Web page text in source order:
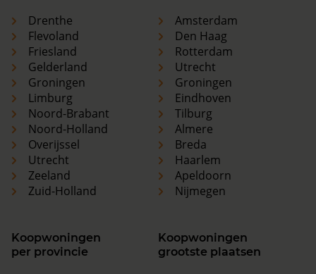
Drenthe
Flevoland
Friesland
Gelderland
Groningen
Limburg
Noord-Brabant
Noord-Holland
Overijssel
Utrecht
Zeeland
Zuid-Holland
Amsterdam
Den Haag
Rotterdam
Utrecht
Groningen
Eindhoven
Tilburg
Almere
Breda
Haarlem
Apeldoorn
Nijmegen
Koopwoningen
per provincie
Koopwoningen
grootste plaatsen